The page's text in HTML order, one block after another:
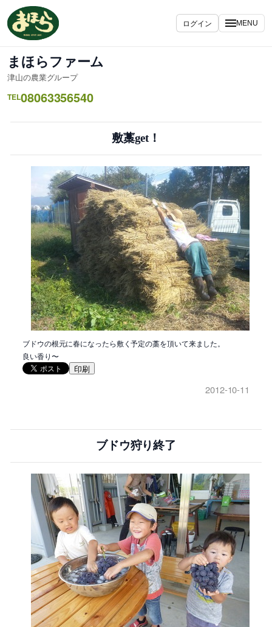
容
を
キ
ッ
プ
ログイン MENU
まほらファーム
津山の農業グループ
TEL08063356540
敷藁get！
ブドウの根元に春になったら敷く予定の藁を頂いて来ました。
良い香り〜
印刷
2012-10-11
ブドウ狩り終了